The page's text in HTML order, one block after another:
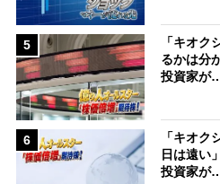
5
「キオク
るかは分
投資家が
6
「キオク
日は遠い
投資家が